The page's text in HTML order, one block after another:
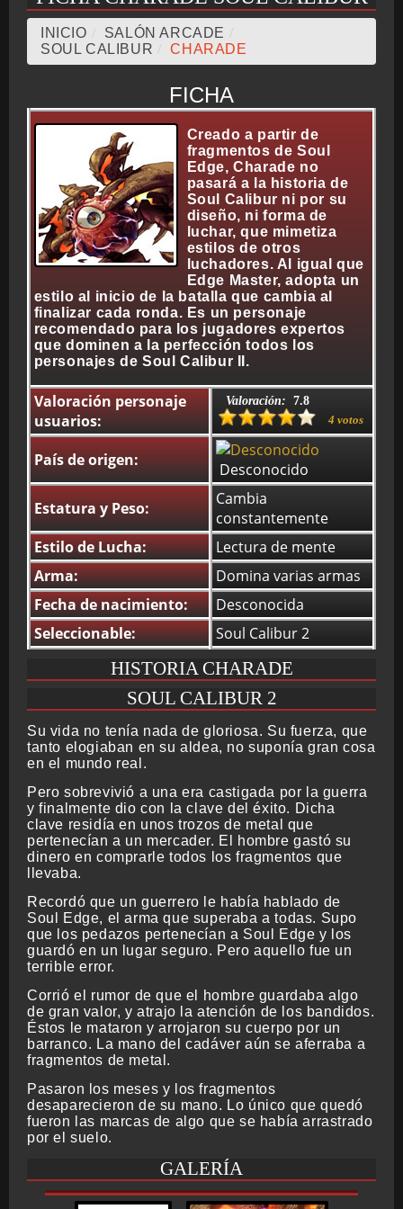
CRONOLOGÍA
ARCADE STICK
BONUS STAGE
GUÍA BÁSICA
TIER LIST
BMG-OST
INICIO SALÓN ARCADE
SOUL CALIBUR
CHARADE
FICHA
Creado a partir de
fragmentos de Soul
Edge, Charade no
pasará a la historia de
Soul Calibur ni por su
diseño, ni forma de
luchar, que mimetiza
estilos de otros
luchadores. Al igual que
Edge Master, adopta un
estilo al inicio de la batalla que cambia al
finalizar cada ronda. Es un personaje
recomendado para los jugadores expertos
que dominen a la perfección todos los
personajes de Soul Calibur II.
Valoración personaje
usuarios:
Valoración: 7.8
4 votos
País de origen:
Desconocido
Estatura y Peso:
Cambia
constantemente
Estilo de Lucha:
Lectura de mente
Arma:
Domina varias armas
Fecha de nacimiento:
Desconocida
Seleccionable:
Soul Calibur 2
HISTORIA CHARADE
SOUL CALIBUR 2
Su vida no tenía nada de gloriosa. Su fuerza, que
tanto elogiaban en su aldea, no suponía gran cosa
en el mundo real.
Pero sobrevivió a una era castigada por la guerra
y finalmente dio con la clave del éxito. Dicha
clave residía en unos trozos de metal que
pertenecían a un mercader. El hombre gastó su
dinero en comprarle todos los fragmentos que
llevaba.
Recordó que un guerrero le había hablado de
Soul Edge, el arma que superaba a todas. Supo
que los pedazos pertenecían a Soul Edge y los
guardó en un lugar seguro. Pero aquello fue un
terrible error.
Corrió el rumor de que el hombre guardaba algo
de gran valor, y atrajo la atención de los bandidos.
Éstos le mataron y arrojaron su cuerpo por un
barranco. La mano del cadáver aún se aferraba a
fragmentos de metal.
Pasaron los meses y los fragmentos
desaparecieron de su mano. Lo único que quedó
fueron las marcas de algo que se había arrastrado
por el suelo.
GALERÍA